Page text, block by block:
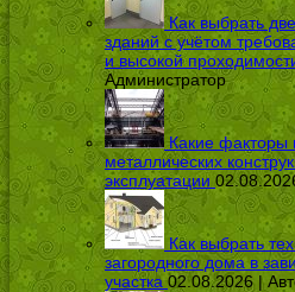
Как выбрать
зданий с учётом
и высокой
Администратор
Какие факторы
металлических
эксплуатации
Как выбрать
загородного дома в
участка 02.08.2026 |